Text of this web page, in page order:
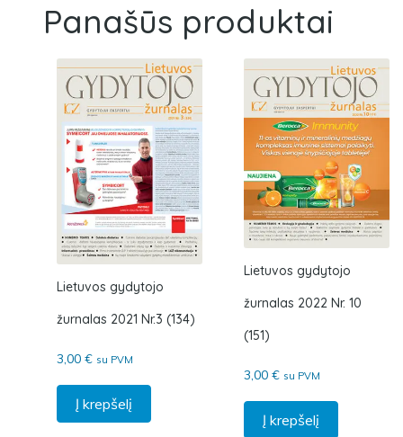
Panašūs produktai
Lietuvos gydytojo
žurnalas 2021 Nr.3 (134)
3,00 € su PVM
Į krepšelį
Lietuvos gydytojo
žurnalas 2022 Nr. 10
(151)
3,00 € su PVM
Į krepšelį